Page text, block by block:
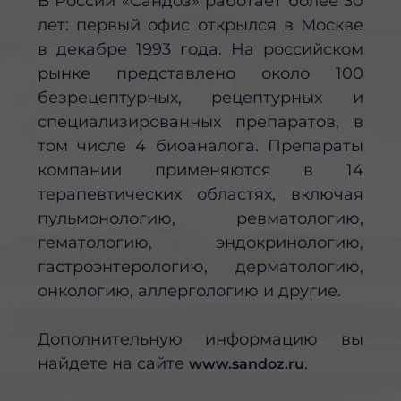
лет: первый офис открылся в Москве
в декабре 1993 года. На российском
рынке представлено около 100
безрецептурных, рецептурных и
специализированных препаратов, в
том числе 4 биоаналога. Препараты
компании применяются в 14
терапевтических областях, включая
пульмонологию, ревматологию,
гематологию, эндокринологию,
гастроэнтерологию, дерматологию,
онкологию, аллергологию и другие.
Дополнительную информацию вы
найдете на сайтеwww.sandoz.ru.